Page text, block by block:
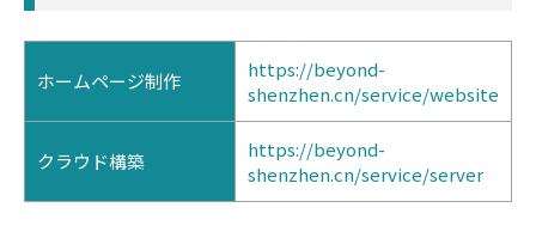
ホームページ制作
https://beyond-
shenzhen.cn/service/website
クラウド構築
https://beyond-
shenzhen.cn/service/server